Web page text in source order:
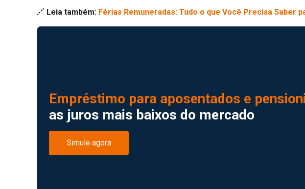
🔗 Leia também: Férias Remuneradas: Tudo o que Você Precisa Saber
Empréstimo para aposentados e
as juros mais baixos do mercado
Simule agora